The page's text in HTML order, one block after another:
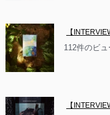
【
112件のビュ
【